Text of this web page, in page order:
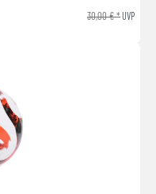
30,00 € *UVP